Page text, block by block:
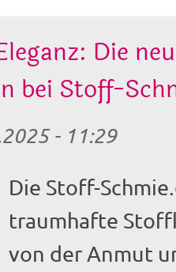
Die
bei Stoff-
- 11:29
Die Stoff-
traumhafte
von der Anmut